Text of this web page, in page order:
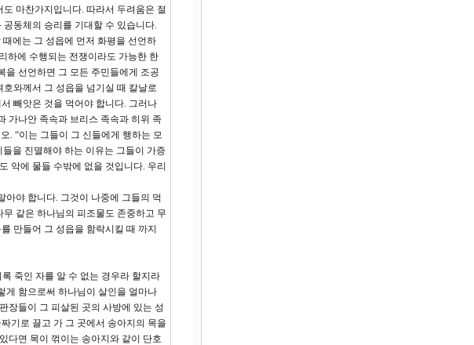
마찬가지입니다. 따라서 두려움은 절
동체의 승리를 기대할 수 있습니다.
에는 그 성읍에 먼저 화평을 선언하
하에 수행되는 전쟁이라도 가능한 한
을 선언하면 그 모든 주민들에게 조공
와께서 그 성읍을 넘기실 때 칼날로
빼앗은 것을 먹어야 합니다. 그러나
가나안 족속과 브리스 족속과 히위 족
. “이는 그들이 그 신들에게 행하는 모
을 진멸해야 하는 이유는 그들이 가증
악에 물들 수밖에 없을 것입니다. 우리
아야 합니다. 그것이 나중에 그들의 먹
같은 하나님의 피조물도 존중하고 무
만들어 그 성읍을 함락시킬 때 까지
죽인 자를 알 수 없는 경우라 할지라
게 함으로써 하나님이 살인을 얼마나
장들이 그 피살된 곳의 사방에 있는 성
기로 끌고 가 그 곳에서 송아지의 목을
다면 목이 꺾이는 송아지와 같이 단호